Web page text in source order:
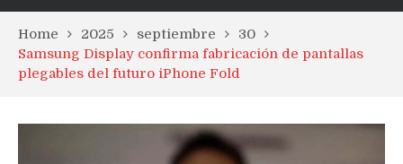
Home 2025 septiembre
30
Samsung Display confirma fabricación de pantallas
plegables del futuro iPhone Fold